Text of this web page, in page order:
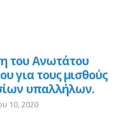
του Ανωτάτου
για τους μισθούς
υπαλλήλων.
10, 2020